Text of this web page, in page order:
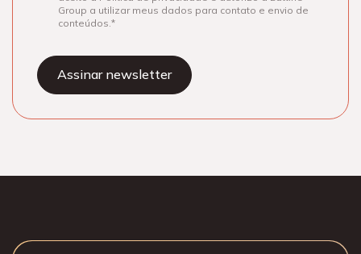
Group a utilizar meus dados para contato e envio de
conteúdos.